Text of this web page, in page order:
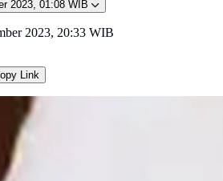
2023, 01:08 WIB
2023, 20:33 WIB
Link